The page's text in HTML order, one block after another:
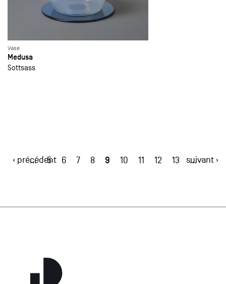
Vase
Medusa
Sottsass
‹ précédent
… 5 6 7 8 9 10 11 12 13 …
suivant ›